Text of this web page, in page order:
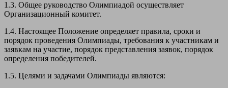
1.3. Общее руководство Олимпиадой осуществляет
Организационный комитет.
1.4. Настоящее Положение определяет правила, сроки и
порядок проведения Олимпиады, требования к участникам и
заявкам на участие, порядок представления заявок, порядок
определения победителей.
1.5. Целями и задачами Олимпиады являются: